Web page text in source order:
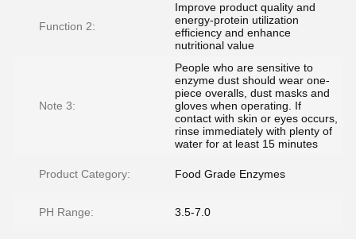
Function 2:
Improve product quality and
energy-protein utilization
efficiency and enhance
nutritional value
Note 3:
People who are sensitive to
enzyme dust should wear one-
piece overalls, dust masks and
gloves when operating. If
contact with skin or eyes occurs,
rinse immediately with plenty of
water for at least 15 minutes
Product Category: Food Grade Enzymes
PH Range: 3.5-7.0